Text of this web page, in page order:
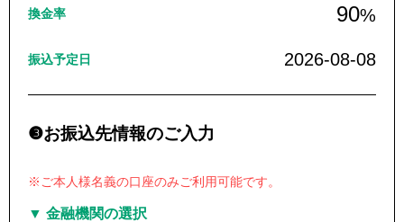
換金率 90%
振込予定日 2026-08-08
❸お振込先情報のご入力
※ご本人様名義の口座のみご利用可能です。
▼ 金融機関の選択